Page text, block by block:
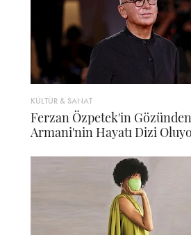
KÜLTÜR & SANAT
Ferzan Özpetek'in
Armani'nin Hayatı Dizi